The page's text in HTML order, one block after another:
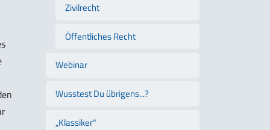
Zivilrecht
Öffentliches Recht
Webinar
Wusstest Du übrigens...?
„Klassiker"